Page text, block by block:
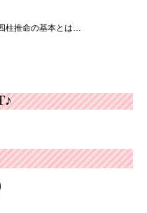
柱推命の基本とは…